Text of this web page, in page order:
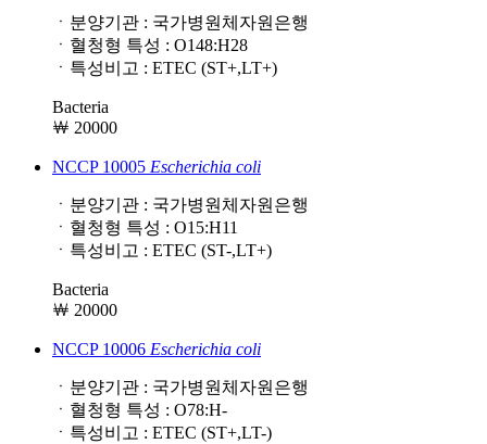
ㆍ분양기관 : 국가병원체자원은행
ㆍ혈청형 특성 : O148:H28
ㆍ특성비고 : ETEC (ST+,LT+)
Bacteria
￦ 20000
NCCP 10005 Escherichia coli
ㆍ분양기관 : 국가병원체자원은행
ㆍ혈청형 특성 : O15:H11
ㆍ특성비고 : ETEC (ST-,LT+)
Bacteria
￦ 20000
NCCP 10006 Escherichia coli
ㆍ분양기관 : 국가병원체자원은행
ㆍ혈청형 특성 : O78:H-
ㆍ특성비고 : ETEC (ST+,LT-)